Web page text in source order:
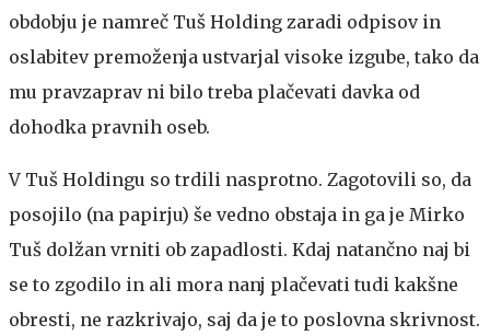
obdobju je namreč Tuš Holding zaradi odpisov in
oslabitev premoženja ustvarjal visoke izgube, tako da
mu pravzaprav ni bilo treba plačevati davka od
dohodka pravnih oseb.
V Tuš Holdingu so trdili nasprotno. Zagotovili so, da
posojilo (na papirju) še vedno obstaja in ga je Mirko
Tuš dolžan vrniti ob zapadlosti. Kdaj natančno naj bi
se to zgodilo in ali mora nanj plačevati tudi kakšne
obresti, ne razkrivajo, saj da je to poslovna skrivnost.